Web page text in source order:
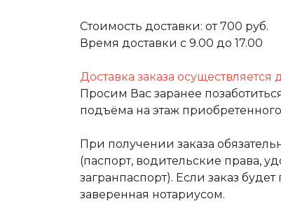
Стоимость доставки: от 700 руб.
Время доставки с 9.00 до 17.00
Доставка заказа осуществляется
Просим Вас заранее
подъёма на этаж
При получении заказа
(паспорт, водительские права,
загранпаспорт). Если заказ
заверенная нотариусом.